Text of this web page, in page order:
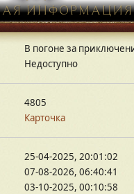
ИНФОРМАЦИЯ
В погоне за
Недоступно
4805
Карточка
25-04-2025, 20:01:02
07-08-2026, 06:40:41
03-10-2025, 00:10:58